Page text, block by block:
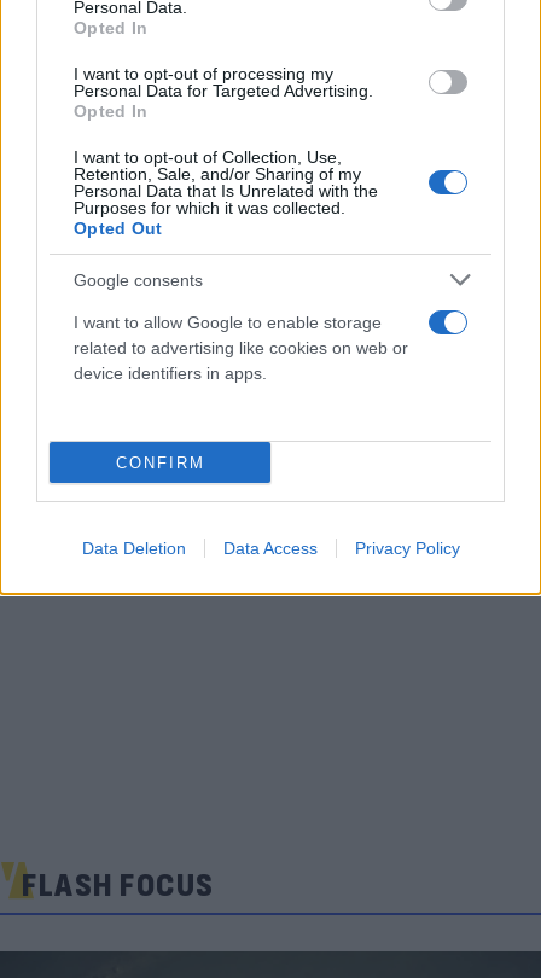
Personal Data.
Opted In
I want to opt-out of processing my
Personal Data for Targeted Advertising.
Opted In
I want to opt-out of Collection, Use,
Retention, Sale, and/or Sharing of my
Personal Data that Is Unrelated with the
Purposes for which it was collected.
Opted Out
Google consents
I want to allow Google to enable storage
related to advertising like cookies on web or
device identifiers in apps.
CONFIRM
Data Deletion Data Access Privacy Policy
FLASH FOCUS